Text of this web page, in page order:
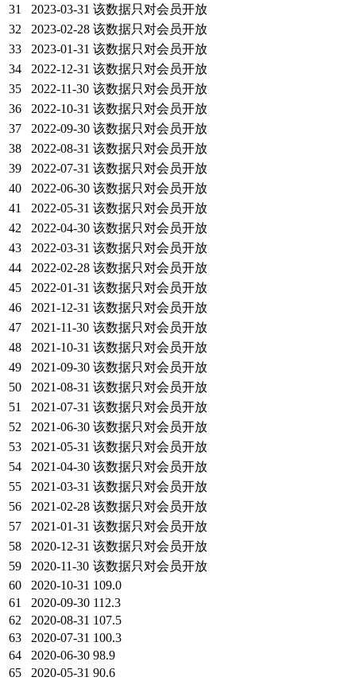
31
2023-03-31 该数据只对会员开放
32
2023-02-28 该数据只对会员开放
33
2023-01-31 该数据只对会员开放
34
2022-12-31 该数据只对会员开放
35
2022-11-30 该数据只对会员开放
36
2022-10-31 该数据只对会员开放
37
2022-09-30 该数据只对会员开放
38
2022-08-31 该数据只对会员开放
39
2022-07-31 该数据只对会员开放
40
2022-06-30 该数据只对会员开放
41
2022-05-31 该数据只对会员开放
42
2022-04-30 该数据只对会员开放
43
2022-03-31 该数据只对会员开放
44
2022-02-28 该数据只对会员开放
45
2022-01-31 该数据只对会员开放
46
2021-12-31 该数据只对会员开放
47
2021-11-30 该数据只对会员开放
48
2021-10-31 该数据只对会员开放
49
2021-09-30 该数据只对会员开放
50
2021-08-31 该数据只对会员开放
51
2021-07-31 该数据只对会员开放
52
2021-06-30 该数据只对会员开放
53
2021-05-31 该数据只对会员开放
54
2021-04-30 该数据只对会员开放
55
2021-03-31 该数据只对会员开放
56
2021-02-28 该数据只对会员开放
57
2021-01-31 该数据只对会员开放
58
2020-12-31 该数据只对会员开放
59
2020-11-30 该数据只对会员开放
60
2020-10-31 109.0
61
2020-09-30 112.3
62
2020-08-31 107.5
63
2020-07-31 100.3
64
2020-06-30 98.9
65
2020-05-31 90.6